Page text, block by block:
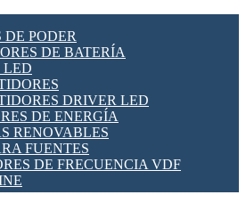
DE CABLE
IOT
WIFI
CELULAR
REDES
PODER
DE BATERÍA
LED
DRIVER LED
DE ENERGÍA
RENOVABLES
FUENTES
DE FRECUENCIA VDF